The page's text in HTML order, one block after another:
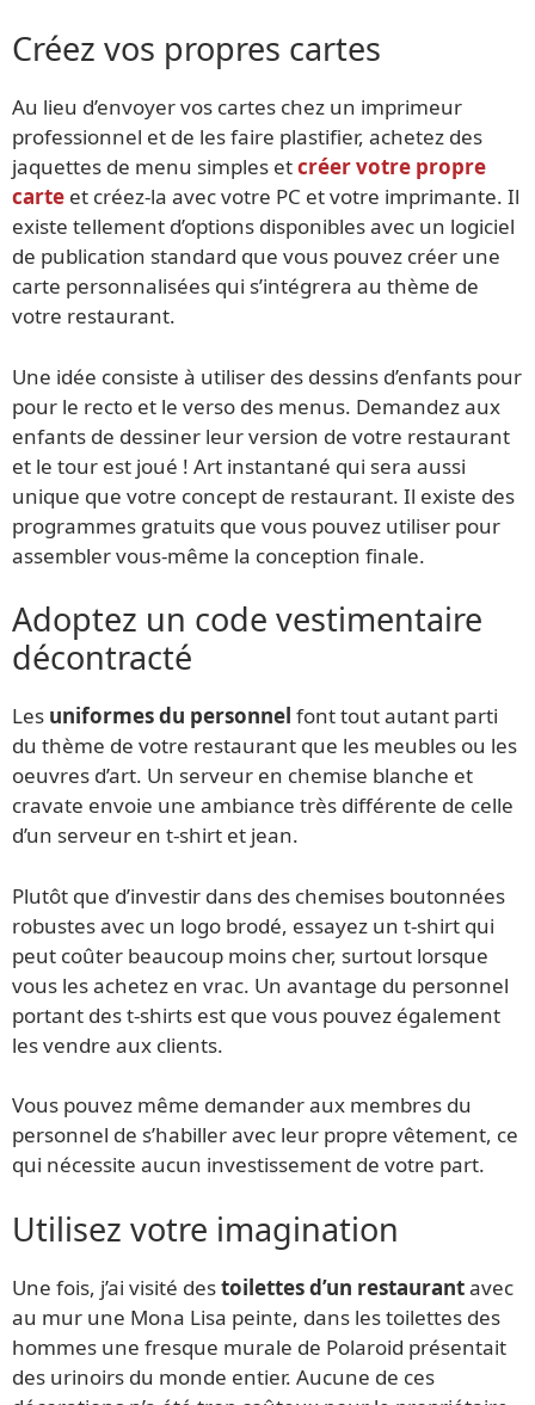
Créez vos propres cartes
Au lieu d’envoyer vos cartes chez un imprimeur
professionnel et de les faire plastifier, achetez des
jaquettes de menu simples etcréer votre propre
carte et créez-la avec votre PC et votre imprimante. Il
existe tellement d’options disponibles avec un logiciel
de publication standard que vous pouvez créer une
carte personnalisées qui s’intégrera au thème de
votre restaurant.
Une idée consiste à utiliser des dessins d’enfants pour
pour le recto et le verso des menus. Demandez aux
enfants de dessiner leur version de votre restaurant
et le tour est joué ! Art instantané qui sera aussi
unique que votre concept de restaurant. Il existe des
programmes gratuits que vous pouvez utiliser pour
assembler vous-même la conception finale.
Adoptez un code vestimentaire
décontracté
Les uniformes du personnel font tout autant parti
du thème de votre restaurant que les meubles ou les
oeuvres d’art. Un serveur en chemise blanche et
cravate envoie une ambiance très différente de celle
d’un serveur en t-shirt et jean.
Plutôt que d’investir dans des chemises boutonnées
robustes avec un logo brodé, essayez un t-shirt qui
peut coûter beaucoup moins cher, surtout lorsque
vous les achetez en vrac. Un avantage du personnel
portant des t-shirts est que vous pouvez également
les vendre aux clients.
Vous pouvez même demander aux membres du
personnel de s’habiller avec leur propre vêtement, ce
qui nécessite aucun investissement de votre part.
Utilisez votre imagination
Une fois, j’ai visité destoilettes d’un restaurantavec
au mur une Mona Lisa peinte, dans les toilettes des
hommes une fresque murale de Polaroid présentait
des urinoirs du monde entier. Aucune de ces